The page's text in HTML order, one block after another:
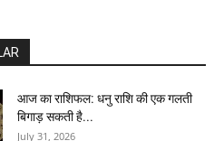
आज का राशिफल: धनु राशि की एक गलती
बिगाड़ सकती है...
July 31, 2026